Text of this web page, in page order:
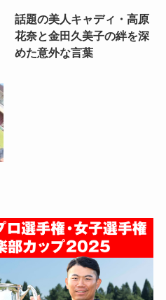
話題の美人キャディ・高原
花奈と金田久美子の絆を深
めた意外な言葉